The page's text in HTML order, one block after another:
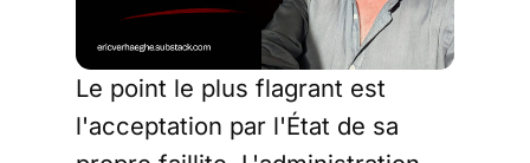
Le point le plus flagrant est
l'acceptation par l'État de sa